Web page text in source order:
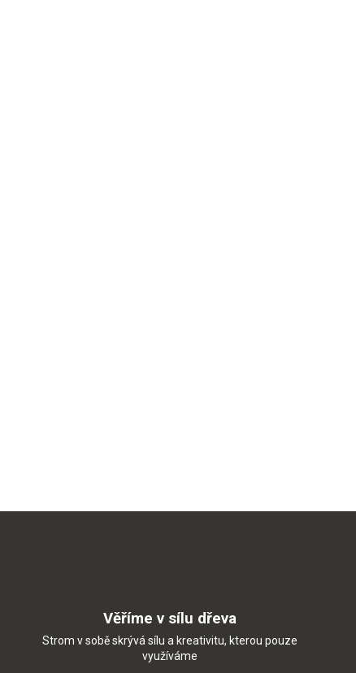
Věříme v sílu dřeva
Strom v sobě skrývá sílu a kreativitu, kterou pouze
využíváme